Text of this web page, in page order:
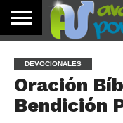
PALABRA
DE HOY
DEVOCIONALES
NOTICIAS
TESTIMONIOS
ORACIONES
SOBRE
NOSOTROS
IMÁGENES
DEVOCIONALES
Oración
Bendición